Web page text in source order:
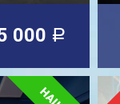
000 a